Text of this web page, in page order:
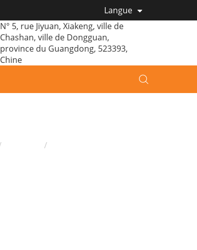
Langue
N° 5, rue Jiyuan, Xiakeng, ville de
Chashan, ville de Dongguan,
province du Guangdong, 523393,
Chine